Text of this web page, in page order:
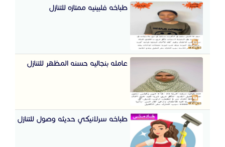
طباخه فلبينيه ممتازه للتنازل
عامله بنجاليه حسنه المظهر للتنازل
طباخه سرلانيكي حديثه وصول للتنازل